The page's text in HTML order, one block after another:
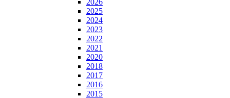
2026
2025
2024
2023
2022
2021
2020
2018
2017
2016
2015